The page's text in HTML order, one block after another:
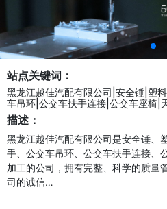
站点关键词：
黑龙江越佳汽配有限公司|安全锤|塑
车吊环|公交车扶手连接|公交车座椅|
描述：
黑龙江越佳汽配有限公司是安全锤、
手、公交车吊环、公交车扶手连接、
加工的公司，拥有完整、科学的质量
司的诚信…